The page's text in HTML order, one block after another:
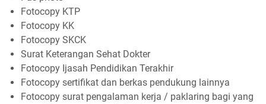
Fotocopy KTP
Fotocopy KK
Fotocopy SKCK
Surat Keterangan Sehat Dokter
Fotocopy Ijasah Pendidikan Terakhir
Fotocopy sertifikat dan berkas pendukung lainnya
Fotocopy surat pengalaman kerja / paklaring bagi yang